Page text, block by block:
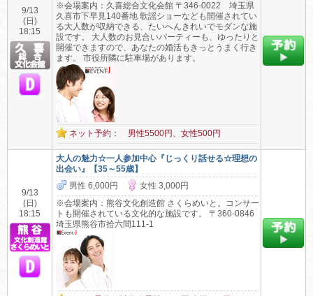
9/13
(日)
18:15
※会場案内：久喜総合文化会館 〒346-0022 埼玉県
久喜市下早見140番地 歌謡ショーなども開催されてい
る大人数が収納できる、たいへんきれいでモダンな施
設です。 大人数のお見合いパーティーも、ゆったりと
開催できますので、あなたの婚活もきっとうまく行き
ます。 市役所隣に駐車場があります。
ネット予約： 男性5500円、女性500円
9/13
(日)
18:15
大人の魅力☆一人参加中心『じっくり話せる☆理想の
出会い』【35～55歳】
男性 6,000円
女性 3,000円
※会場案内：熊谷文化創造館 さくらめいと。コンサー
トも開催されている文化的な施設です。 〒360-0846
埼玉県熊谷市拾六間111-1